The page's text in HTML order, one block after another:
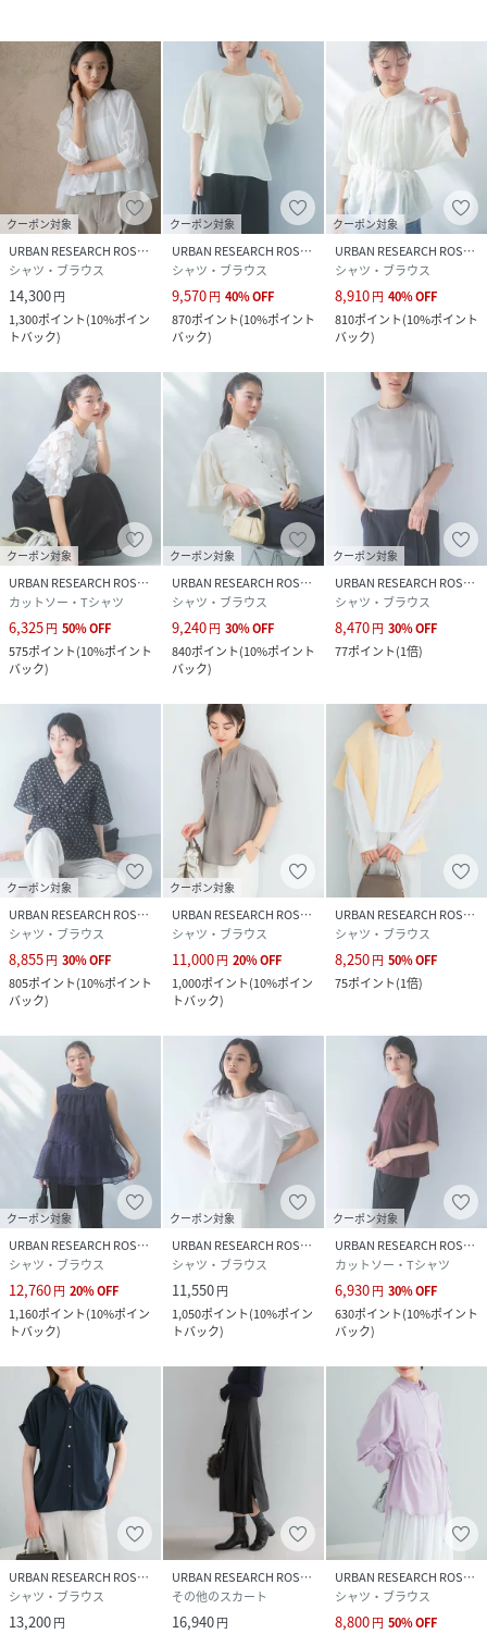
素材感
透け感 : あり
伸縮性 : なし
裏地 : なし
光沢 : なし
ポケット : なし
性別タイプ レディース
原産国 中国
ポリエステル100%
サイズ
品番
SA2151_RA26230
RA26230-2032039-dn-bD SA2151)
クーポン対象
URBAN RESEARCH ROSSO
シャツ・ブラウス
14,300円
1,300ポイント(10%ポイン
トバック)
クーポン対象
URBAN RESEARCH ROSSO
シャツ・ブラウス
9,570円 40%OFF
870ポイント(10%ポイント
バック)
クーポン対象
URBAN RESEARCH ROSSO
シャツ・ブラウス
8,910円 40%OFF
810ポイント(10%ポイント
バック)
クーポン対象
URBAN RESEARCH ROSSO
カットソー・Tシャツ
6,325円 50%OFF
575ポイント(10%ポイント
バック)
クーポン対象
URBAN RESEARCH ROSSO
シャツ・ブラウス
9,240円 30%OFF
840ポイント(10%ポイント
バック)
クーポン対象
URBAN RESEARCH ROSSO
シャツ・ブラウス
8,470円 30%OFF
77ポイント(1倍)
クーポン対象
URBAN RESEARCH ROSSO
シャツ・ブラウス
8,855円 30%OFF
805ポイント(10%ポイント
バック)
クーポン対象
URBAN RESEARCH ROSSO
シャツ・ブラウス
11,000円 20%OFF
1,000ポイント(10%ポイン
トバック)
URBAN RESEARCH ROSSO
シャツ・ブラウス
8,250円 50%OFF
75ポイント(1倍)
クーポン対象
URBAN RESEARCH ROSSO
シャツ・ブラウス
12,760円 20%OFF
1,160ポイント(10%ポイン
トバック)
クーポン対象
URBAN RESEARCH ROSSO
シャツ・ブラウス
11,550円
1,050ポイント(10%ポイン
トバック)
クーポン対象
URBAN RESEARCH ROSSO
カットソー・Tシャツ
6,930円 30%OFF
630ポイント(10%ポイント
バック)
URBAN RESEARCH ROSSO
シャツ・ブラウス
13,200円
URBAN RESEARCH ROSSO
その他のスカート
16,940円
URBAN RESEARCH ROSSO
シャツ・ブラウス
8,800円 50%OFF